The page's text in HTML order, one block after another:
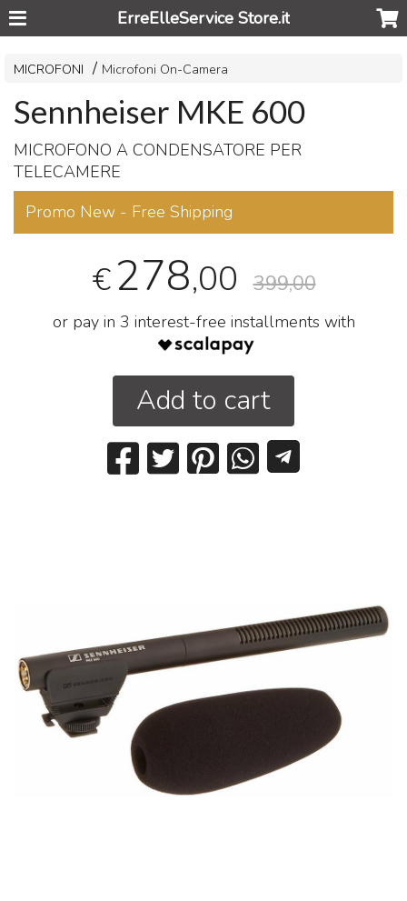
ErreElleService Store.it
MICROFONI Microfoni On-Camera
Sennheiser MKE 600
MICROFONO ACONDENSATORE PER
TELECAMERE
Promo New - Free Shipping
€278,00 399,00
or pay in 3 interest-free installments with
Add to cart